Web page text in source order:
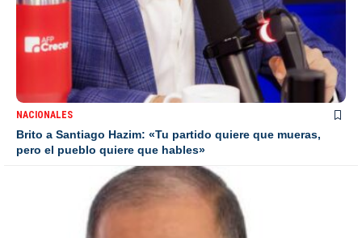
NACIONALES
Brito a Santiago Hazim: «Tu partido quiere que mueras,
pero el pueblo quiere que hables»